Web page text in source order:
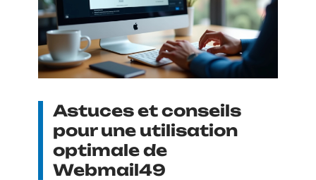
Astuces et conseils
pour une utilisation
optimale de
Webmail49